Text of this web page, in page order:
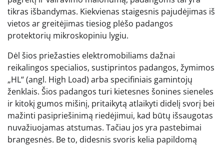
tikras išbandymas. Kiekvienas staigesnis pajudėjimas iš
vietos ar greitėjimas tiesiog plėšo padangos
protektorių mikroskopiniu lygiu.
Dėl šios priežasties elektromobiliams dažnai
reikalingos specialios, sustiprintos padangos, žymimos
„HL“ (angl. High Load) arba specifiniais gamintojų
ženklais. Šios padangos turi kietesnes šonines sieneles
ir kitokį gumos mišinį, pritaikytą atlaikyti didelį svorį bei
mažinti pasipriešinimą riedėjimui, kad būtų išsaugotas
nuvažiuojamas atstumas. Tačiau jos yra pastebimai
brangesnės. Be to, didesnis svoris kelia papildomą